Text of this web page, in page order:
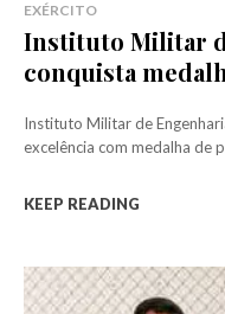
EXÉRCITO
Instituto Militar
conquista
Instituto Militar de
excelência com medalha de
KEEP READING